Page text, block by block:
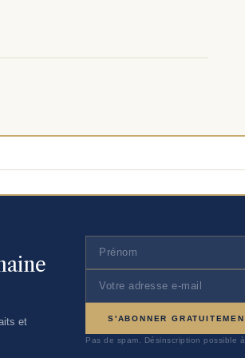
et
S'ABONNER
Pas de spam. Désinscription possible